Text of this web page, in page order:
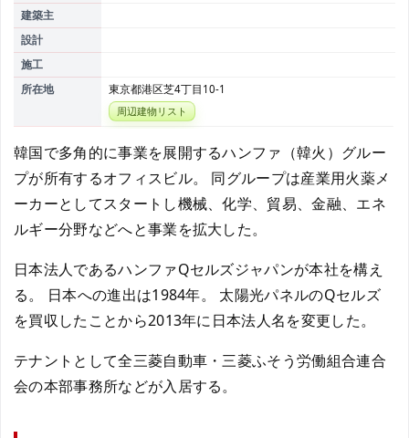
建築主
設計
施工
所在地
東京都港区芝4丁目10-1
周辺建物リスト
韓国で多角的に事業を展開するハンファ（韓火）グルー
プが所有するオフィスビル。 同グループは産業用火薬メ
ーカーとしてスタートし機械、化学、貿易、金融、エネ
ルギー分野などへと事業を拡大した。
日本法人であるハンファQセルズジャパンが本社を構え
る。 日本への進出は1984年。 太陽光パネルのQセルズ
を買収したことから2013年に日本法人名を変更した。
テナントとして全三菱自動車・三菱ふそう労働組合連合
会の本部事務所などが入居する。